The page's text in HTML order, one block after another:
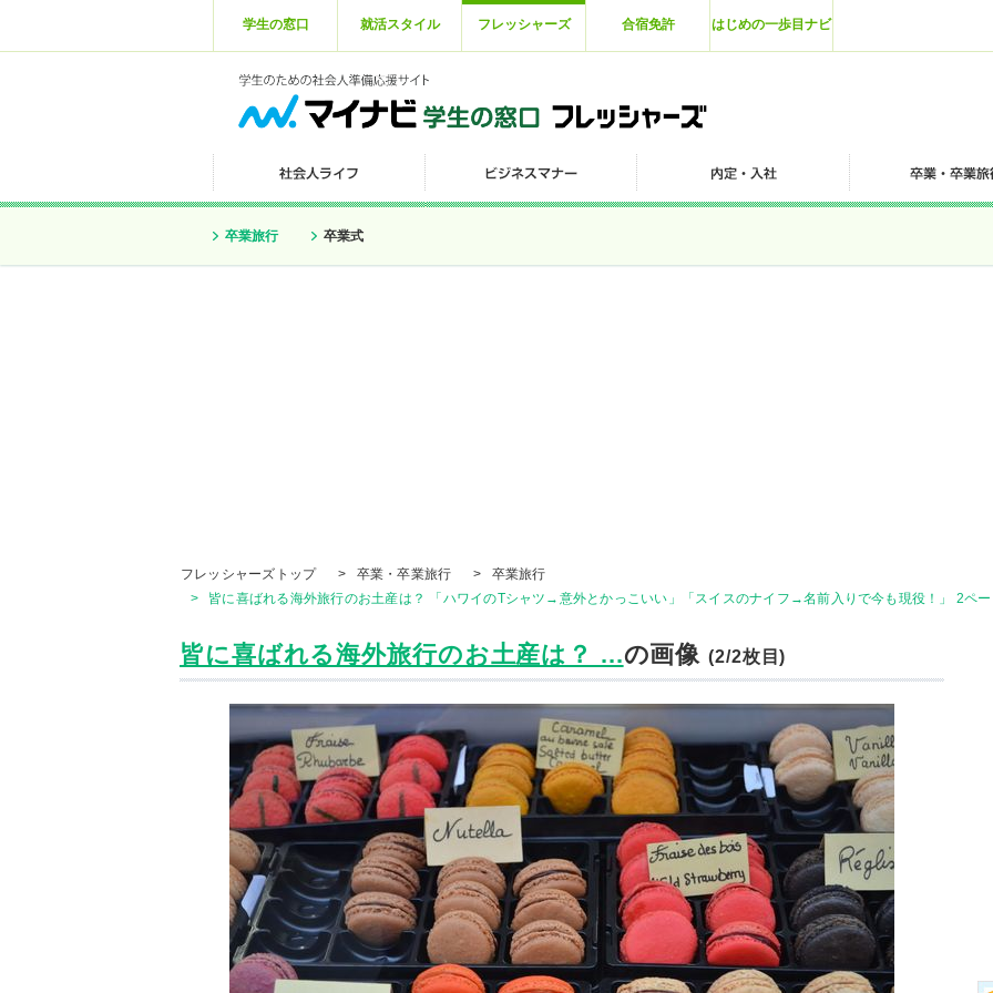
学生の窓口 就活スタイル フレッシャーズ 合宿免許 はじめの一歩目ナビ
卒業旅行 卒業式
フレッシャーズトップ > 卒業・卒業旅行 >
卒業旅行
>
皆に喜ばれる海外旅行のお土産は？ 「ハワイのTシャツ→意外とかっこいい」「スイスのナイフ→名前入りで今も現役！」 2ペ
皆に喜ばれる海外旅行のお土産は？ ...の画像(2/2枚目)